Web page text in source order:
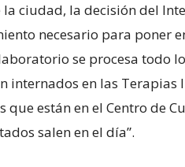
ciudad, la decisión del
necesario para poner
se procesa todo
internados en las Terapias
que están en el Centro de
salen en el día”.